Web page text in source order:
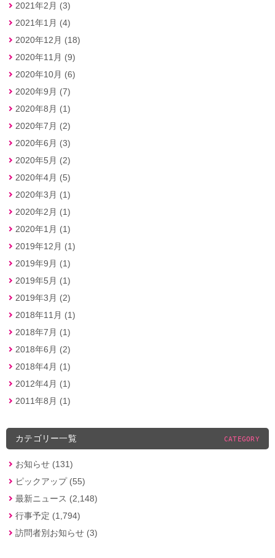
2021年2月 (3)
2021年1月 (4)
2020年12月 (18)
2020年11月 (9)
2020年10月 (6)
2020年9月 (7)
2020年8月 (1)
2020年7月 (2)
2020年6月 (3)
2020年5月 (2)
2020年4月 (5)
2020年3月 (1)
2020年2月 (1)
2020年1月 (1)
2019年12月 (1)
2019年9月 (1)
2019年5月 (1)
2019年3月 (2)
2018年11月 (1)
2018年7月 (1)
2018年6月 (2)
2018年4月 (1)
2012年4月 (1)
2011年8月 (1)
カテゴリー一覧 CATEGORY
お知らせ (131)
ピックアップ (55)
最新ニュース (2,148)
行事予定 (1,794)
訪問者別お知らせ (3)